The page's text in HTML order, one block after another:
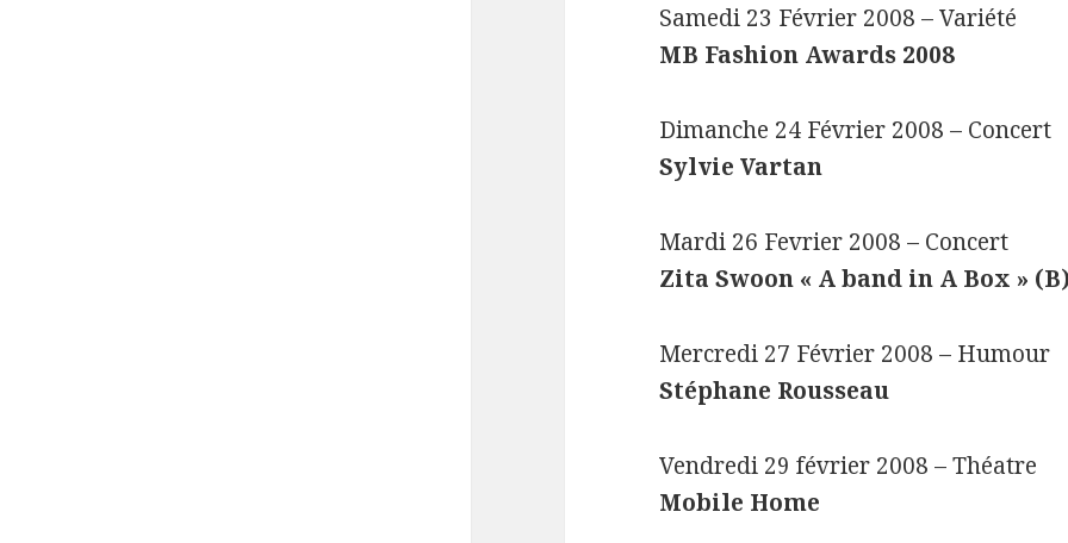
Samedi 23 Février 2008 – Variété
MB Fashion Awards 2008
Dimanche 24 Février 2008 – Concert
Sylvie Vartan
Mardi 26 Fevrier 2008 – Concert
Zita Swoon « A band in A Box »
Mercredi 27 Février 2008 – Humour
Stéphane Rousseau
Vendredi 29 février 2008 – Théatre
Mobile Home